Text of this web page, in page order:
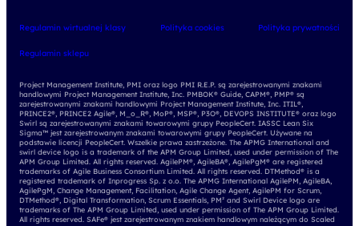
Regulamin wirtualnej klasy Polityka cookies Polityka prywatności
Regulamin sklepu
Project Management Institute, PMI oraz logo PMI R.E.P. są zarejestrowanymi znakami
handlowymi Project Management Institute, Inc. PMBOK® Guide, CAPM®, PMP® są
zarejestrowanymi znakami handlowymi Project Management Institute, Inc. ITIL®,
PRINCE2®, PRINCE2 Agile®, M_o_R®, MoP®, MSP®, P3O®, DEVOPS INSTITUTE® oraz logo
Swirl są zarejestrowanymi znakami towarowymi grupy PeopleCert. IASSC Lean Six
Sigma™ jest zarejestrowanym znakami towarowymi grupy PeopleCert. Używane na
podstawie licencji PeopleCert. Wszelkie prawa zastrzeżone. The APMG International and
swirl device logo is a trademark of the APM Group Limited, used under permission of The
APM Group Limited. All rights reserved. AgilePM®, AgileBA®, AgilePgM® are registered
trademarks of Agile Business Consortium Limited. All rights reserved. DTMethod® is a
registered trademark of Inprogress Sp. z o.o. The APMG International AgilePM, AgileBA,
AgilePgM, Change Management, Facilitation, Agile Change Agent, AgilePM for Scrum,
DTMethod®, Digital Transformation, Scrum Essentials, PM² and Swirl Device logo are
trademarks of The APM Group Limited, used under permission of The APM Group Limited.
All rights reserved. SAFe® jest zarejestrowanym znakiem handlowym należącym do Scaled